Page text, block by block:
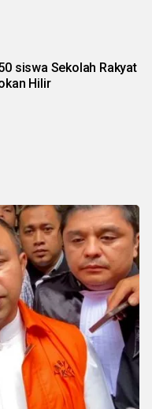
siswa Sekolah Rakyat
Hilir